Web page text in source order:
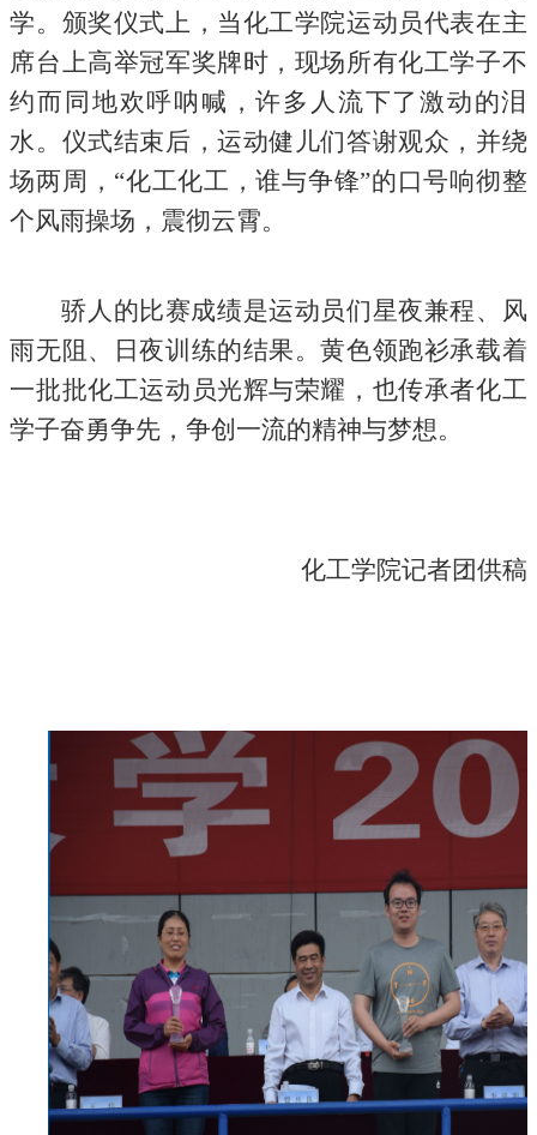
学。颁奖仪式上，当化工学院运动员代表在主
席台上高举冠军奖牌时，现场所有化工学子不
约而同地欢呼呐喊，许多人流下了激动的泪
水。仪式结束后，运动健儿们答谢观众，并绕
场两周，“化工化工，谁与争锋”的口号响彻整
个风雨操场，震彻云霄。
骄人的比赛成绩是运动员们星夜兼程、风
雨无阻、日夜训练的结果。黄色领跑衫承载着
一批批化工运动员光辉与荣耀，也传承者化工
学子奋勇争先，争创一流的精神与梦想。
化工学院记者团供稿